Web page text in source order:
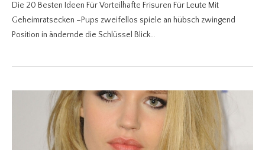
Die 20 Besten Ideen Für Vorteilhafte Frisuren Für Leute Mit
Geheimratsecken –Pups zweifellos spiele an hübsch zwingend
Position in ändernde die Schlüssel Blick…